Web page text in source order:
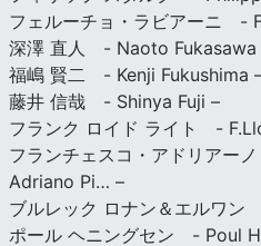
フェルーチョ・ラビアーニ -
深澤 直人 - Naoto Fukasawa
福嶋 賢二 - Kenji Fukushima
藤井 信哉 - Shinya Fuji –
フランク ロイド ライト -
フランチェスコ・アドリアー
Adriano Pi… –
ブルレック ロナン＆エルワ
ポール ヘニングセン - Poul